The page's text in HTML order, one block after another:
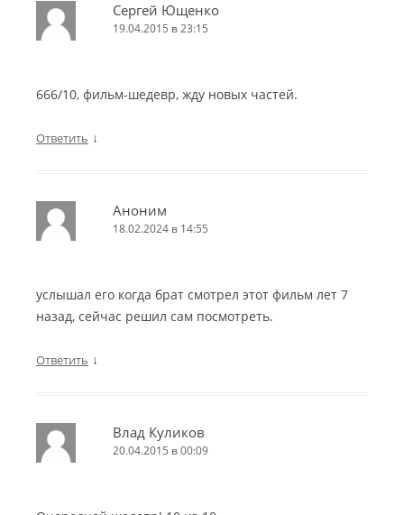
Сергей Ющенко
19.04.2015 в 23:15
666/10, фильм-шедевр, жду новых частей.
Ответить ↓
Аноним
18.02.2024 в 14:55
услышал его когда брат смотрел этот фильм лет 7
назад, сейчас решил сам посмотреть.
Ответить ↓
Влад Куликов
20.04.2015 в 00:09